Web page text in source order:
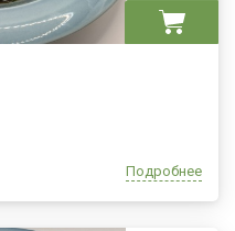
Подробнее